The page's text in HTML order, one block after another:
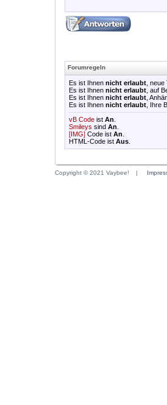
Forumregeln
Es ist Ihnen nicht erlaubt ,
Es ist Ihnen nicht erlaubt , auf
Es ist Ihnen nicht erlaubt ,
Es ist Ihnen nicht erlaubt , Ihre
vB Code ist An
Smileys sind An
[IMG] Code ist An
HTML-Code ist Aus
Copyright © 2021 Vaybee! |